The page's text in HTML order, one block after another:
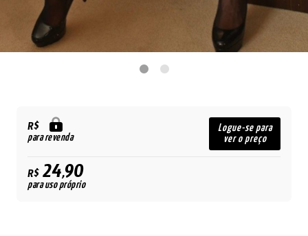
R$
para revenda
Logue-se para
ver o preço
R$24,90
para uso próprio